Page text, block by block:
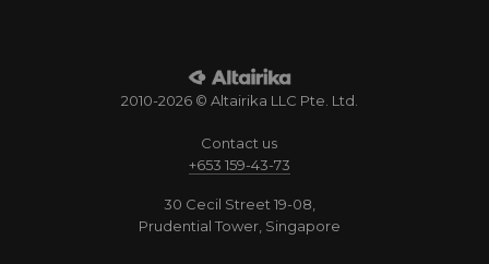
2010-2026 © Altairika LLC Pte. Ltd.
Contact us
+653 159-43-73
30 Cecil Street 19-08,
Prudential Tower, Singapore